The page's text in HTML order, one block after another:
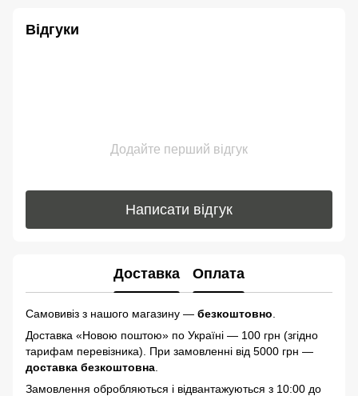
Відгуки
Додайте перший відгук
Написати відгук
Доставка Оплата
Самовивіз з нашого магазину — безкоштовно
Доставка «Новою поштою» по Україні — 100 грн (згідно
тарифам перевізника). При замовленні від 5000 грн —
доставка безкоштовна
Замовлення обробляються і відвантажуються з 10:00 до